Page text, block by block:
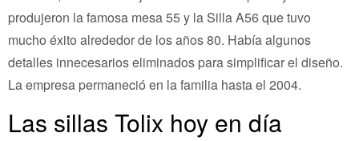
produjeron la famosa mesa 55 y la Silla A56 que tuvo
mucho éxito alrededor de los años 80. Había algunos
detalles innecesarios eliminados para simplificar el diseño.
La empresa permaneció en la familia hasta el 2004.
Las sillas Tolix hoy en día